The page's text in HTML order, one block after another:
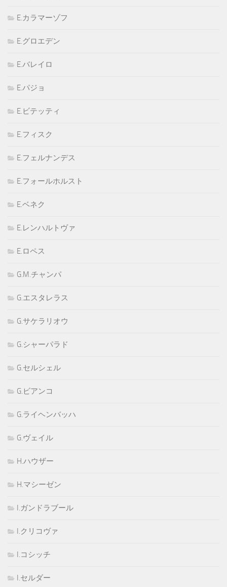
E.カラマーゾフ
E.グロエデン
E.バレイロ
E.パジョ
E.ビテッティ
E.フィスク
E.フェルナンデス
E.フォールホルスト
E.ベネク
E.レンハルトヴァ
E.ロペス
G.M.チャンパ
G.エスタレラス
G.サケラリオウ
G.シャーパラド
G.セルシェル
G.ビアンコ
G.ライヘンバッハ
G.ヴェイル
H.ハウザー
H.マシーゼン
I.ガンドラブール
I.クリコヴァ
I.コシッチ
I.セルダー